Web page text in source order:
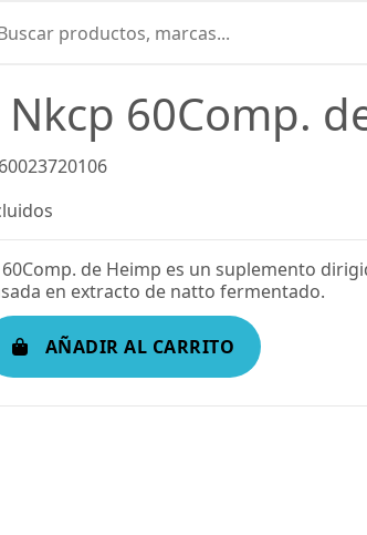
60Comp.
de Heimp es un suplemento
en extracto de natto fermentado.
AÑADIR AL CARRITO